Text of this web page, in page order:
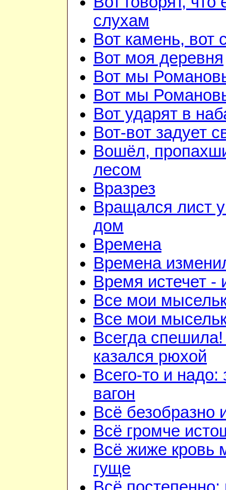
слухам
Вот камень, вот
Вот моя деревня
Вот мы
Вот мы
Вот ударят в
Вот-вот задует
Вошёл,
лесом
Вразрез
Вращался лист
дом
Времена
Времена
Время истечет -
Все мои
Все мои
Всегда
казался рюхой
Всего-то и надо:
вагон
Всё безобразно
Всё громче
Всё жиже кровь
гуще